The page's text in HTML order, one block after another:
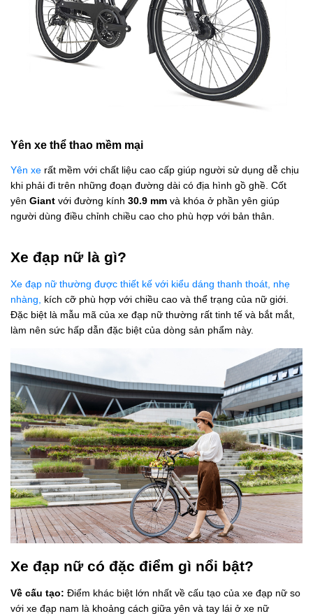
Yên xe thể thao mềm mại
Yên xe rất mềm với chất liệu cao cấp giúp người sử dụng dễ chịu
khi phải đi trên những đoạn đường dài có địa hình gồ ghề. Cốt
yên Giant với đường kính 30.9 mm và khóa ở phần yên giúp
người dùng điều chỉnh chiều cao cho phù hợp với bản thân.
Xe đạp nữ là gì?
Xe đạp nữ thường được thiết kế với kiểu dáng thanh thoát, nhẹ
nhàng, kích cỡ phù hợp với chiều cao và thể trạng của nữ giới.
Đặc biệt là mẫu mã của xe đạp nữ thường rất tinh tế và bắt mắt,
làm nên sức hấp dẫn đặc biệt của dòng sản phẩm này.
Xe đạp nữ có đặc điểm gì nổi bật?
Về cấu tạo: Điểm khác biệt lớn nhất về cấu tạo của xe đạp nữ so
với xe đạp nam là khoảng cách giữa yên và tay lái ở xe nữ